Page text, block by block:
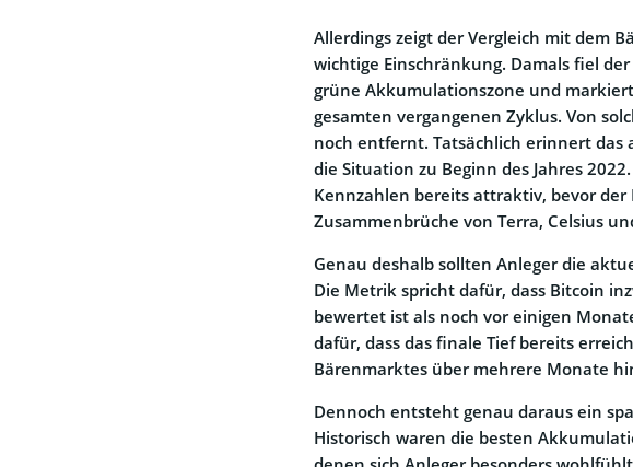
Allerdings zeigt der Vergleich mit dem
wichtige Einschränkung. Damals fiel der
grüne Akkumulationszone und
gesamten vergangenen Zyklus. Von
noch entfernt. Tatsächlich erinnert
die Situation zu Beginn des Jahres
Kennzahlen bereits attraktiv, bevor
Zusammenbrüche von Terra, Celsius
Genau deshalb sollten Anleger die
Die Metrik spricht dafür, dass Bitcoin
bewertet ist als noch vor einigen
dafür, dass das finale Tief bereits
Bärenmarktes über mehrere Monate
Dennoch entsteht genau daraus ein
Historisch waren die besten